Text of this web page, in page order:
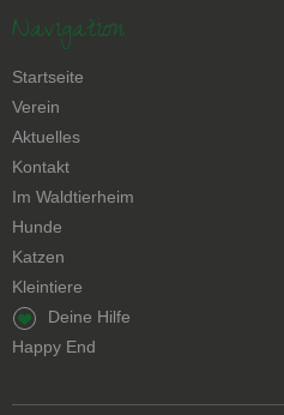
Navigation
Navigation
überspringen
Startseite
Verein
Aktuelles
Kontakt
Navigation
überspringen
Im Waldtierheim
Hunde
Katzen
Kleintiere
Navigation
überspringen
Deine Hilfe
Happy End